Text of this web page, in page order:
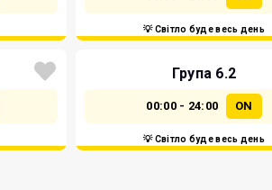
💡 Світло буде весь день
Група 6.2
00:00 - 24:00 ON
💡 Світло буде весь день